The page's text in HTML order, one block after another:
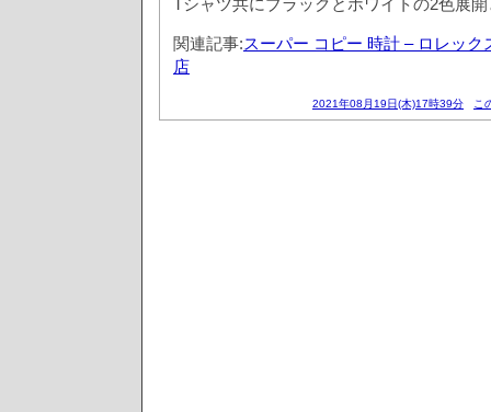
Tシャツ共にブラックとホワイトの2色展
関連記事:スーパー コピー 時計 – ロレッ
店
2021年08月19日(木)17時39分 こ